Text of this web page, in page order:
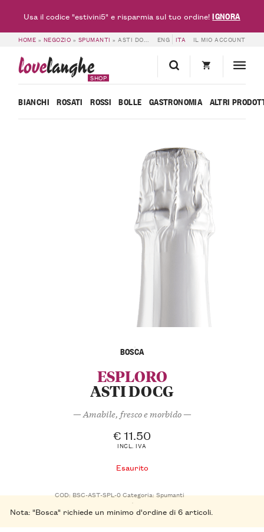
HOME » NEGOZIO » SPUMANTI »ASTI DOCG SECCO ESPLORO – BOSCA ENG ITA IL MIO ACCOUNT
lovelanghe
SHOP
BIANCHI ROSATI ROSSI BOLLE GASTRONOMIA ALTRI
BOSCA
ESPLORO
ASTI DOCG
— Amabile, fresco e morbido —
€ 11.50
INCL. IVA
Esaurito
COD:BSC-AST-SPL-0Categoria:Spumanti
Nota: "Bosca" richiede un minimo d'ordine di 6 articoli.
Usa il codice "estivini5" e risparmia sul tuo ordine!IGNORA